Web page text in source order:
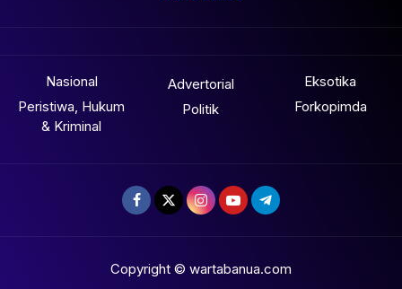
Nasional
Peristiwa, Hukum
& Kriminal
Advertorial
Politik
Eksotika
Forkopimda
Copyright © wartabanua.com